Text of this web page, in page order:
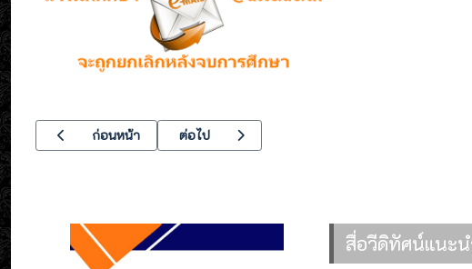
เนื้อหาก่อนหน้า: "อยุธยาประกาศก้องความเป็นเมืองมรดกโลก" จัดแถลงข่าวเ
ก่อนหน้า เนื้อหาถัดไป: ประชุมคณะกรรมการพหุภาคีฯ
ต่อไป
สื่อวีดิทัศน์แนะ